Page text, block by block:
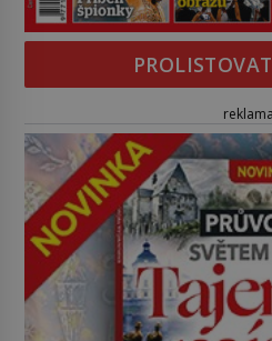
reklama